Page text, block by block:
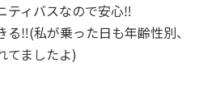
ティバスなので安心‼
‼(私が乗った日も年齢性別、
てましたよ)